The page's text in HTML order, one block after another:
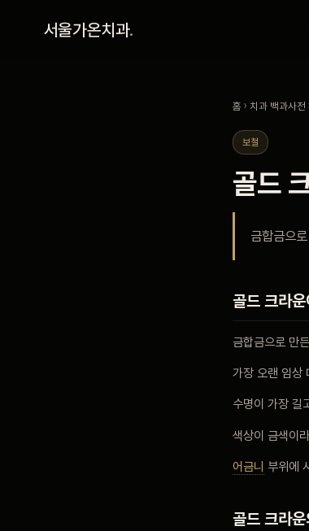
서울가온치과.
비포 애프터
홈 › 치과 백과사전
보철
골드
금합금으
골드 크라
금합금으로 만
가장 오랜 임상
수명이 가장 길
색상이 금색이
어금니 부위에
골드 크라